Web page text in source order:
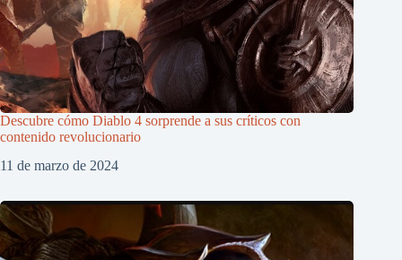
Descubre cómo Diablo 4 sorprende a sus críticos con
contenido revolucionario
11 de marzo de 2024